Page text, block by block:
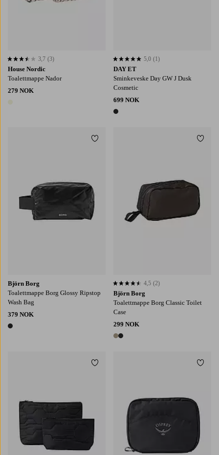
House Nordic
Toalettmappe Nador
279 NOK
1 farge
3,7 basert på 3 karaktergivninger
3,7 (3)
DAY ET
Sminkeveske Day GW J Dusk
Cosmetic
699 NOK
1 farge
5,0 basert på 1 karaktergivninger
5,0 (1)
Björn Borg
Toalettmappe Borg Glossy Ripstop
Wash Bag
379 NOK
1 farge
Legg til favoritter
Björn Borg
Toalettmappe Borg Classic Toilet
Case
299 NOK
2 farger
4,5 basert på 2 karaktergivninger
4,5 (2)
Legg til favoritter